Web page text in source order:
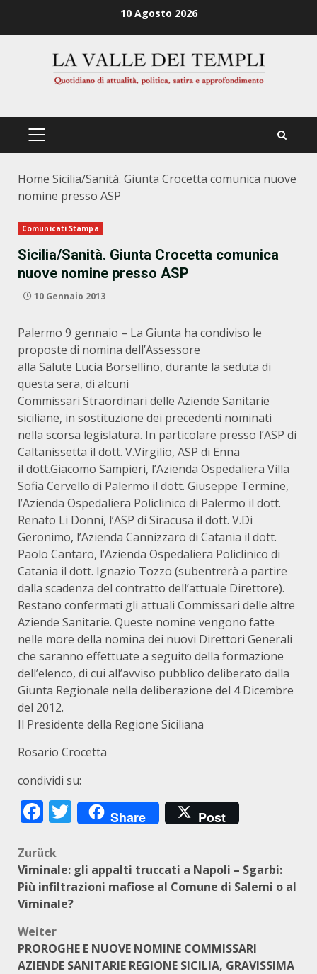
10 Agosto 2026
PRIMÄRES
Home Sicilia/Sanità. Giunta Crocetta comunica nuove
nomine presso ASP
Comunicati Stampa
Sicilia/Sanità. Giunta Crocetta comunica
nuove nomine presso ASP
10 Gennaio 2013
Palermo 9 gennaio – La Giunta ha condiviso le
proposte di nomina dell’Assessore
alla Salute Lucia Borsellino, durante la seduta di
questa sera, di alcuni
Commissari Straordinari delle Aziende Sanitarie
siciliane, in sostituzione dei precedenti nominati
nella scorsa legislatura. In particolare presso l’ASP di
Caltanissetta il dott. V.Virgilio, ASP di Enna
il dott.Giacomo Sampieri, l’Azienda Ospedaliera Villa
Sofia Cervello di Palermo il dott. Giuseppe Termine,
l’Azienda Ospedaliera Policlinico di Palermo il dott.
Renato Li Donni, l’ASP di Siracusa il dott. V.Di
Geronimo, l’Azienda Cannizzaro di Catania il dott.
Paolo Cantaro, l’Azienda Ospedaliera Policlinico di
Catania il dott. Ignazio Tozzo (subentrerà a partire
dalla scadenza del contratto dell’attuale Direttore).
Restano confermati gli attuali Commissari delle altre
Aziende Sanitarie. Queste nomine vengono fatte
nelle more della nomina dei nuovi Direttori Generali
che saranno effettuate a seguito della formazione
dell’elenco, di cui all’avviso pubblico deliberato dalla
Giunta Regionale nella deliberazione del 4 Dicembre
del 2012.
Il Presidente della Regione Siciliana
Rosario Crocetta
condividi su:
Facebook
Twitter
Share Post
Beitragsnavigation
Zurück
Viminale: gli appalti truccati a Napoli – Sgarbi:
Più infiltrazioni mafiose al Comune di Salemi o al
Viminale?
Weiter
PROROGHE E NUOVE NOMINE COMMISSARI
AZIENDE SANITARIE REGIONE SICILIA, GRAVISSIMA